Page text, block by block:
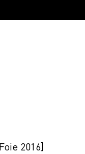
2016]